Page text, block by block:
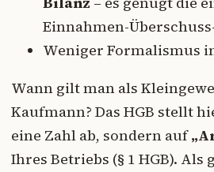
Einnahmen-
Weniger Formalismus
Wann gilt man als
Kaufmann? Das HGB stellt
eine Zahl ab, sondern auf
Ihres Betriebs (§ 1 HGB). Als